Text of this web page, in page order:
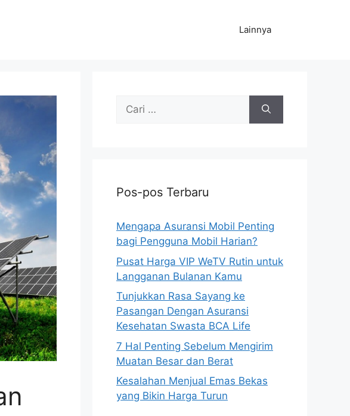
Lainnya
Cari
Pos-pos Terbaru
Mengapa Asuransi Mobil Penting
bagi Pengguna Mobil Harian?
Pusat Harga VIP WeTV Rutin untuk
Langganan Bulanan Kamu
Tunjukkan Rasa Sayang ke
Pasangan Dengan Asuransi
Kesehatan Swasta BCA Life
7 Hal Penting Sebelum Mengirim
Muatan Besar dan Berat
Kesalahan Menjual Emas Bekas
yang Bikin Harga Turun